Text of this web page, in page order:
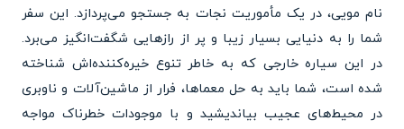
نام مویی، در یک مأموریت نجات به جستجو می‌پردازد. این سفر
شما را به دنیایی بسیار زیبا و پر از رازهایی شگفت‌انگیز می‌برد.
در این سیاره خارجی که به خاطر تنوع خیره‌کننده‌اش شناخته
شده است، شما باید به حل معماها، فرار از ماشین‌آلات و ناوبری
در محیط‌های عجیب بیاندیشید و با موجودات خطرناک مواجه